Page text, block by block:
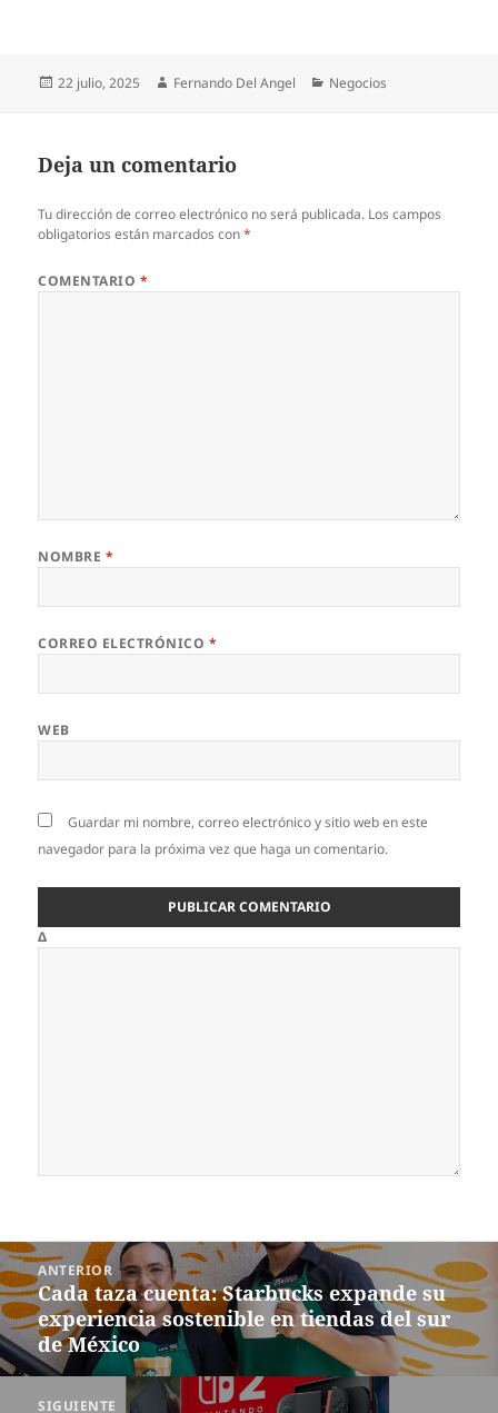
Publicado
22 julio, 2025 Autor
Fernando Del Angel Categorías
Negocios
Deja un comentario
Tu dirección de correo electrónico no será publicada. Los campos
obligatorios están marcados con*
COMENTARIO *
NOMBRE *
CORREO ELECTRÓNICO *
WEB
Guardar mi nombre, correo electrónico y sitio web en este
navegador para la próxima vez que haga un comentario.
Δ
Navegación
de
entradas
ANTERIOR
Entrada
anterior:
Cada taza cuenta: Starbucks expande su
experiencia sostenible en tiendas del sur
de México
SIGUIENTE